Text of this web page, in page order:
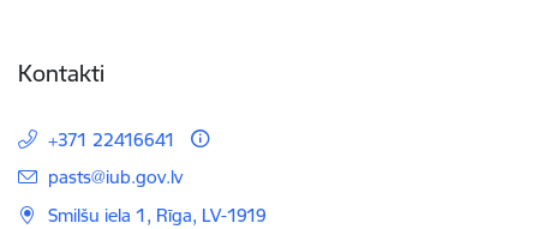
Kontakti
+371 22416641
E-pasts:
pasts@iub.gov.lv
Smilšu iela 1, Rīga, LV-1919